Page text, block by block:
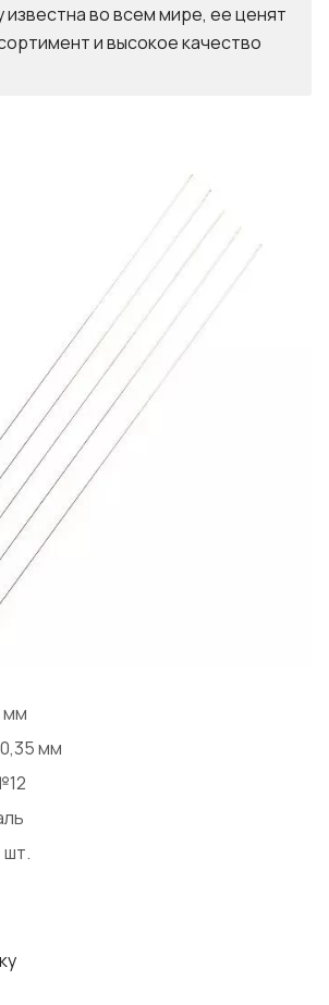
известна во всем мире, ее ценят
и высокое качество
мм
мм
шт.